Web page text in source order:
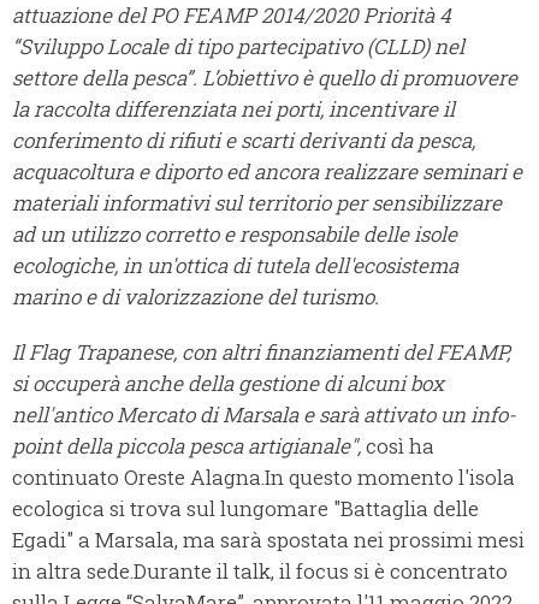
attuazione del PO FEAMP 2014/2020 Priorità 4
“Sviluppo Locale di tipo partecipativo (CLLD) nel
settore della pesca”. L’obiettivo è quello di promuovere
la raccolta differenziata nei porti, incentivare il
conferimento di rifiuti e scarti derivanti da pesca,
acquacoltura e diporto ed ancora realizzare seminari e
materiali informativi sul territorio per sensibilizzare
ad un utilizzo corretto e responsabile delle isole
ecologiche, in un'ottica di tutela dell'ecosistema
marino e di valorizzazione del turismo.
Il Flag Trapanese, con altri finanziamenti del FEAMP,
si occuperà anche della gestione di alcuni box
nell'antico Mercato di Marsala e sarà attivato un info-
point della piccola pesca artigianale",così ha
continuato Oreste Alagna.In questo momento l'isola
ecologica si trova sul lungomare "Battaglia delle
Egadi" a Marsala, ma sarà spostata nei prossimi mesi
in altra sede.Durante il talk, il focus si è concentrato